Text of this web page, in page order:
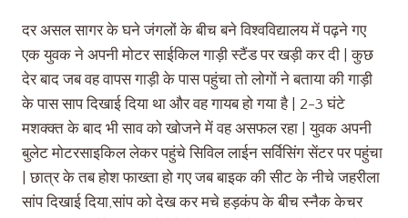
दर असल सागर के घने जंगलों के बीच बने विश्वविद्यालय में पढ़ने गए
एक युवक ने अपनी मोटर साईकिल गाड़ी स्टैंड पर खड़ी कर दी | कुछ
देर बाद जब वह वापस गाड़ी के पास पहुंचा तो लोगों ने बताया की गाड़ी
के पास साप दिखाई दिया था और वह गायब हो गया है | 2-3 घंटे
मशक्क्त के बाद भी साव को खोजने में वह असफल रहा | युवक अपनी
बुलेट मोटरसाइकिल लेकर पहुंचे सिविल लाईन सर्विसिंग सेंटर पर पहुंचा
| छात्र के तब होश फाख्ता हो गए जब बाइक की सीट के नीचे जहरीला
सांप दिखाई दिया,सांप को देख कर मचे हड़कंप के बीच स्नैक केचर